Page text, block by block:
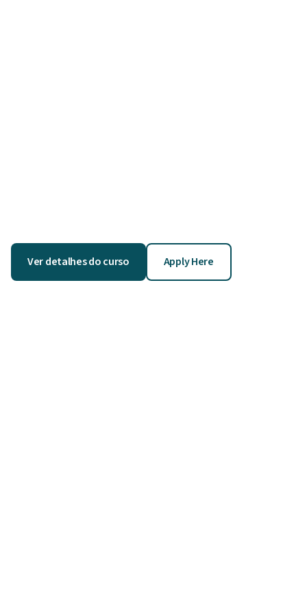
Ver detalhes do curso Apply Here